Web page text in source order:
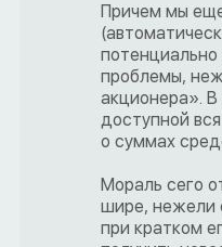
Причем мы
потенциально
проблемы,
акционера». В
доступной
о суммах
Мораль сего
шире, нежели
при кратком